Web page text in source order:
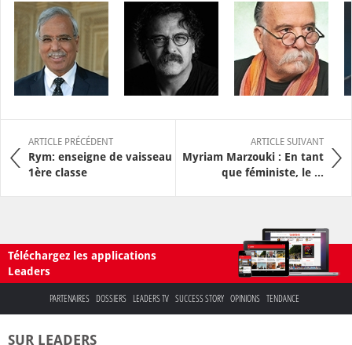
ARTICLE PRÉCÉDENT
Rym: enseigne de vaisseau
1ère classe
ARTICLE SUIVANT
Myriam Marzouki : En tant
que féministe, le ...
Téléchargez les applications
Leaders
PARTENAIRES DOSSIERS LEADERS TV SUCCESS STORY OPINIONS TENDANCE
SUR LEADERS